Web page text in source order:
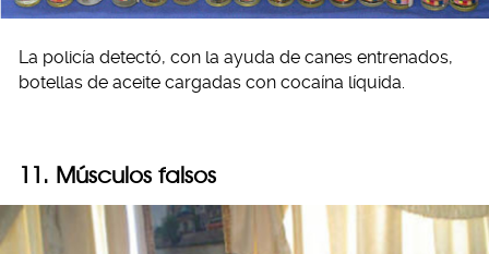
La policía detectó, con la ayuda de canes entrenados,
botellas de aceite cargadas con cocaína líquida.
11. Músculos falsos